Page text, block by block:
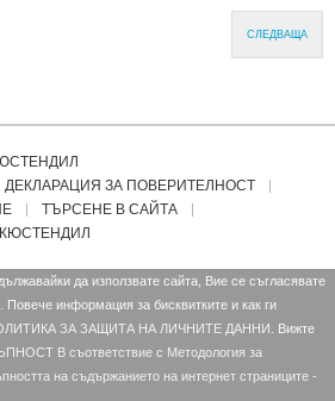
СЛЕДВАЩА
ДЕКЛАРАЦИЯ ЗА ПОВЕРИТЕЛНОСТ
ТЪРСЕНЕ В САЙТА
да използвате сайта, Вие се съгласявате
Повече информация за бисквитките и как ги
ЗА ЗАЩИТА НА ЛИЧНИТЕ ДАННИ.
Вижте
В съответствие с Mетодология за
на съдържанието на интернет страниците -